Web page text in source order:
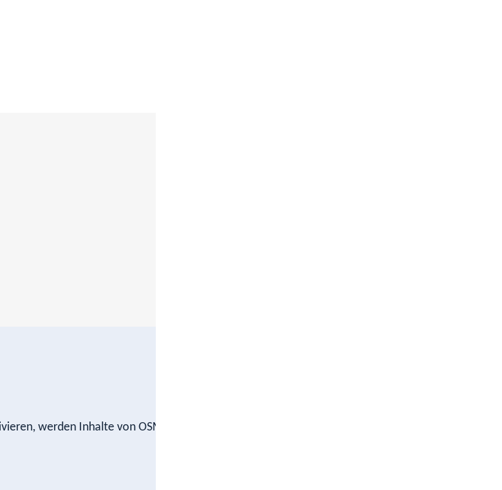
werden Inhalte von OSM nachgeladen.